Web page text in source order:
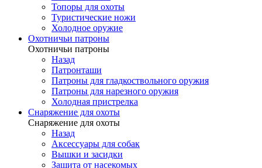
Топоры для охоты
Туристические ножи
Холодное оружие
Охотничьи патроны
Охотничьи патроны
Назад
Патронташи
Патроны для гладкоствольного оружия
Патроны для нарезного оружия
Холодная пристрелка
Снаряжение для охоты
Снаряжение для охоты
Назад
Аксессуары для собак
Вышки и засидки
Защита от насекомых